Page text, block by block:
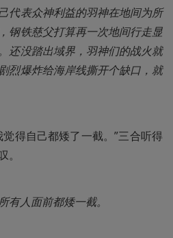
代表众神利益的羽神在地间为所
钢铁慈父打算再一次地间行走显
还没踏出域界，羽神们的战火就
烈爆炸给海岸线撕开个缺口，就
得自己都矮了一截。”三合听得
有人面前都矮一截。